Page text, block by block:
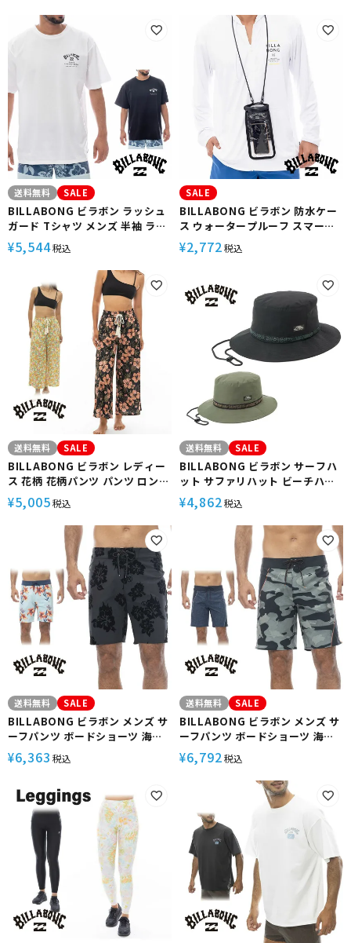
TEE RASH BG01C851
送料無料 SALE
BILLABONG ビラボン ラッシュ
ガード Tシャツ メンズ 半袖 ラッ
シュTシャツ SURF FLEX TEE
BF011858 サーフ サーフィン お
しゃれ ゆったり 吸水 速乾
¥5,544税込
SALE
BILLABONG ビラボン 防水ケー
ス ウォータープルーフ スマート
フォン ケース スマホケース
WATERPROOF POACH
れ サーフ サーフィン ブランド
¥2,772税込
送料無料 SALE
BILLABONG ビラボン レディー
ス 花柄 花柄パンツ パンツ ロング
パンツ サーフブランド おしゃれ
かわいい BE013870 UTILITY
EASY LONG PANTS
¥5,005税込
送料無料 SALE
BILLABONG ビラボン サーフハ
ット サファリハット ビーチハッ
ト 速乾 撥水加工 軽量 BE011971
UTILITY HAT
¥4,862税込
送料無料 SALE
BILLABONG ビラボン メンズ サ
ーフパンツ ボードショーツ 海パ
ン 海水パンツ 水着 水陸両用 サー
フ サーフィン 海水浴 BE011524
¥6,363 税込
送料無料 SALE
BILLABONG ビラボン メンズ サ
ーフパンツ ボードショーツ 海パ
ン 海水パンツ 水着 水陸両用 サー
フ サーフィン 海水浴 BE011506
CYLINDERS AIRLITE
¥6,792税込